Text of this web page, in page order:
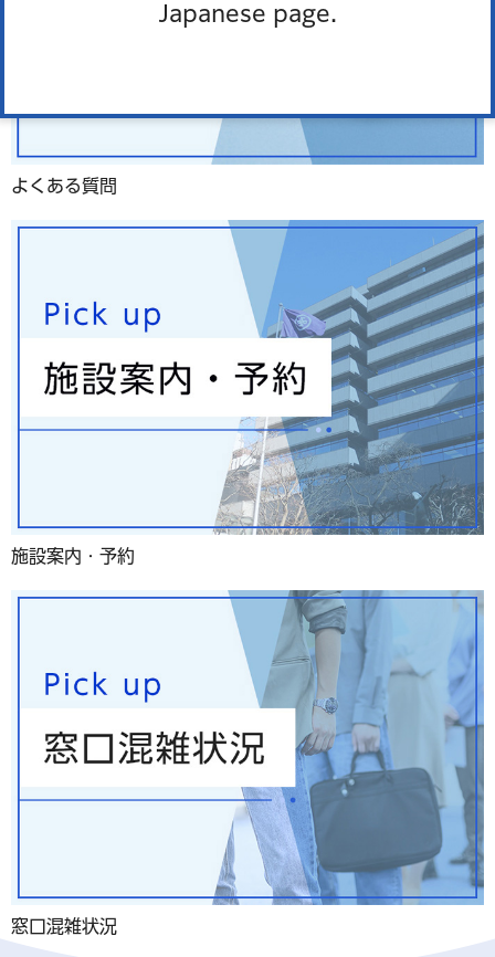
Japanese page.
よくある質問
施設案内・予約
窓口混雑状況